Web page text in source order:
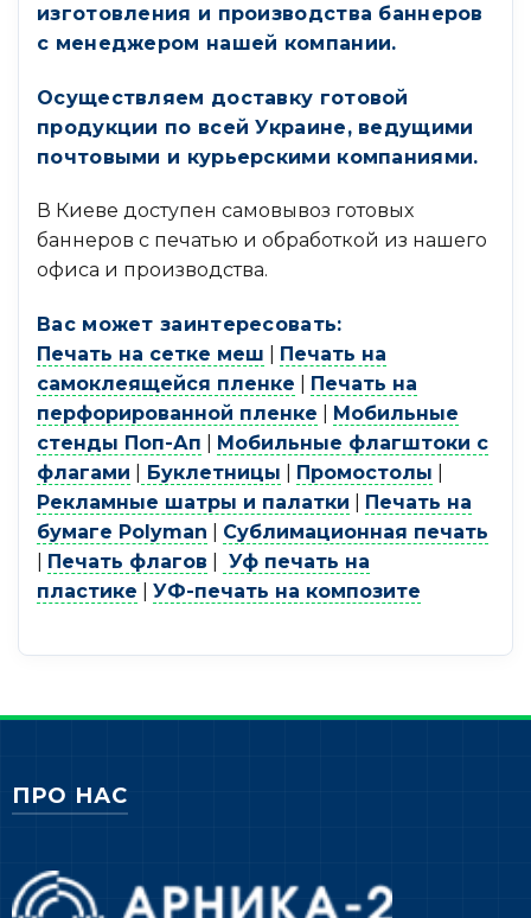
изготовления и производства баннеров
с менеджером нашей компании.
Осуществляем доставку готовой
продукции по всей Украине, ведущими
почтовыми и курьерскими компаниями.
В Киеве доступен самовывоз готовых
баннеров с печатью и обработкой из нашего
офиса и производства.
Вас может заинтересовать:
Печать на сетке меш
Печать на
самоклеящейся пленке
Печать на
перфорированной пленке
Мобильные
стенды Поп-Ап
Мобильные флагштоки с
флагами
Буклетницы Промостолы
Рекламные шатры и палатки
Печать на
бумаге Polyman
Сублимационная печать
Печать флагов
Уф печать на
пластике
УФ-печать на композите
ПРО НАС